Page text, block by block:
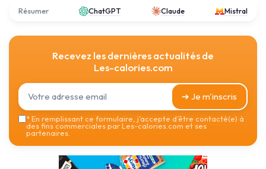
Résumer ChatGPT Claude Mistral
Recevez les dernières actualités de
Les-calories.com
➔ Je m'inscris
*En remplissant ce formulaire, j’accepte d’être contacté(e) à
des fins commerciales par Les-calories.com et ses
partenaires.